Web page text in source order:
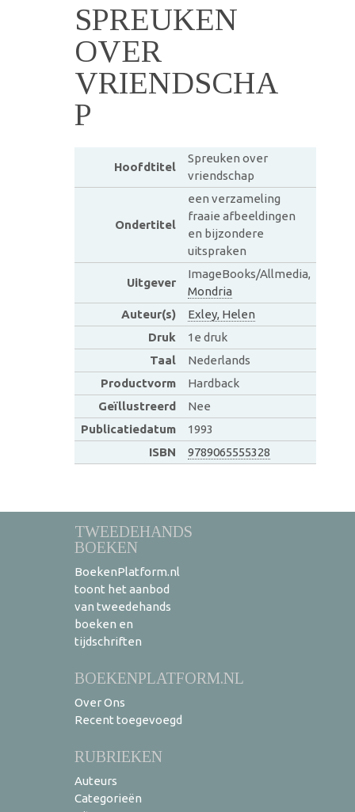
SPREUKEN
OVER
VRIENDSCHA
P
Hoofdtitel
Spreuken over
vriendschap
Ondertitel
een verzameling
fraaie afbeeldingen
en bijzondere
uitspraken
Uitgever
ImageBooks/Allmedia,
Mondria
Auteur(s)
Exley, Helen
Druk
1e druk
Taal
Nederlands
Productvorm
Hardback
Geïllustreerd
Nee
Publicatiedatum
1993
ISBN
9789065555328
TWEEDEHANDS
BOEKEN
BoekenPlatform.nl
toont het aanbod
van tweedehands
boeken en
tijdschriften
BOEKENPLATFORM.NL
Over Ons
Recent toegevoegd
RUBRIEKEN
Auteurs
Categorieën